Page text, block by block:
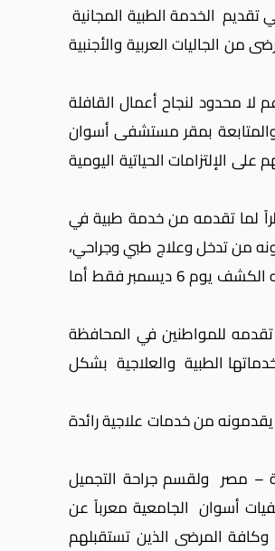
تقديم الخدمة الطبية المجانية
من الجاليات العربية والأجنبية
لا محدود لنجاح أعمال القافلة
بمقر مستشفى أسوان
الإلتزامات الحياتية اليومية
لما تقدمه من خدمة طبية في
من تدخل وعلاج طبي وجراحي،
أن القافلة قد ضمت التخصصات الآتية: (الأطفال والجراحة والأسنان والتخاطب والتخدير والعناية المركزة وتغذية الأطفال) حيث تم توقيه الكشف يوم 6 ديسمبر فقط أما
للمواطنين في المحافظة
الطبية والعلاجية بشكل
من خدمات علاجية رائدة
– مصر ولقسم جراحة التجميل
أسوان الجامعية معرباً عن
المرضى الذين تستقبلهم